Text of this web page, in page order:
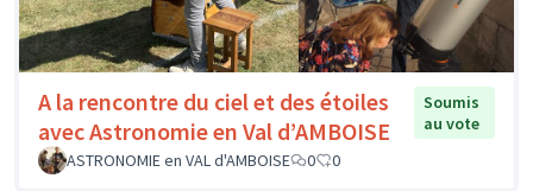
A la rencontre du ciel et des étoiles
avec Astronomie en Val d’AMBOISE
Soumis
au vote
ASTRONOMIE en VAL d'AMBOISE
0 0